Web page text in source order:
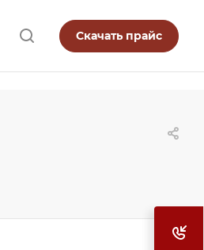
Скачать прайс